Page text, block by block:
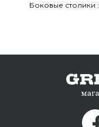
Боковые столики :